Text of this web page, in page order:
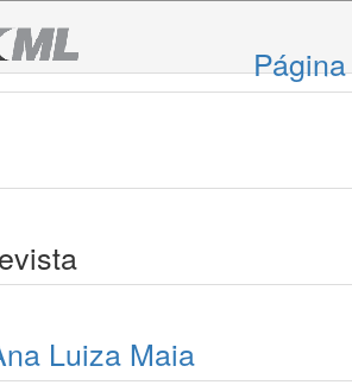
Luiza Maia